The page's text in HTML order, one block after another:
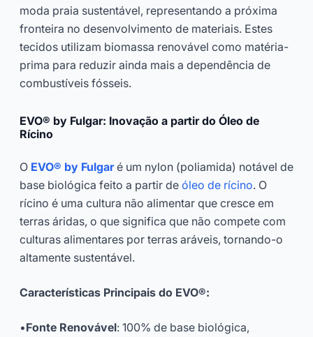
moda praia sustentável, representando a próxima
fronteira no desenvolvimento de materiais. Estes
tecidos utilizam biomassa renovável como matéria-
prima para reduzir ainda mais a dependência de
combustíveis fósseis.
EVO® by Fulgar: Inovação a partir do Óleo de
Rícino
O EVO® by Fulgaré um nylon (poliamida) notável de
base biológica feito a partir de óleo de rícino. O
rícino é uma cultura não alimentar que cresce em
terras áridas, o que significa que não compete com
culturas alimentares por terras aráveis, tornando-o
altamente sustentável.
Características Principais do EVO®:
•Fonte Renovável: 100% de base biológica,